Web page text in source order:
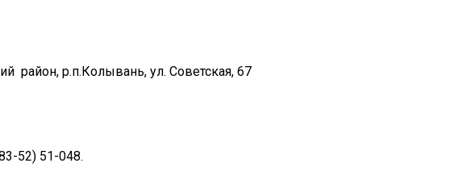
район, р.п.Колывань, ул. Советская, 67
52) 51-048.